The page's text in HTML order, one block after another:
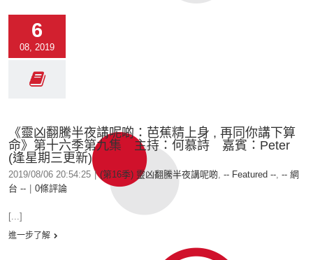
6
08, 2019
《靈凶翻騰半夜講呢啲：芭蕉精上身 , 再同你講下算
命》第十六季第九集 主持：何慕詩 嘉賓：Peter
(逢星期三更新)
2019/08/06 20:54:25 | (第16季) 靈凶翻騰半夜講呢啲, -- Featured --, -- 網
台 --
0條評論
[...]
進一步了解